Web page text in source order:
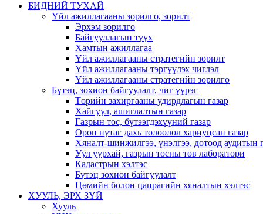
БИДНИЙ ТУХАЙ
Үйл ажиллагааны зорилго, зорилт
Эрхэм зорилго
Байгууллагын түүх
Хамтын ажиллагаа
Үйл ажиллагааны стратегийн зорилт
Үйл ажиллагааны тэргүүлэх чиглэл
Үйл ажиллагааны стратегийн зорилго
Бүтэц, зохион байгуулалт, чиг үүрэг
Төрийн захиргааны удирдлагын газар
Хайгуул, ашиглалтын газар
Газрын тос, бүтээгдэхүүний газар
Орон нутаг дахь төлөөлөл хариуцсан газар
Хяналт-шинжилгээ, үнэлгээ, дотоод аудитын
Уул уурхай, газрын тосны төв лаборатори
Кадастрын хэлтэс
Бүтэц зохион байгуулалт
Цөмийн болон цацрагийн хяналтын хэлтэс
ХУУЛЬ, ЭРХ ЗҮЙ
Хууль